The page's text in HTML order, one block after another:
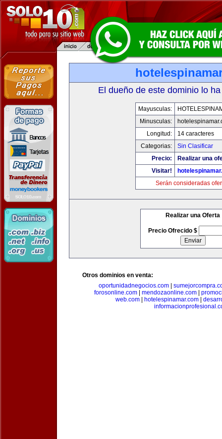
El dueño de este dominio lo
Mayusculas:
Minusculas:
Longitud:
14 caracteres
Categorias:
Sin Clasificar
Precio:
Realizar una
Visitar!
Serán consideradas
Realizar una Oferta
Precio Ofrecido $
Otros dominios en venta:
oportunidadnegocios.com|
forosonline.com| mendozaonline.com|
web.com
hotelespinamar.com